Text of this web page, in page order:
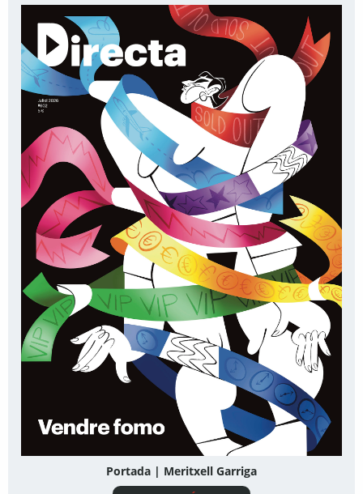
Portada | Meritxell Garriga